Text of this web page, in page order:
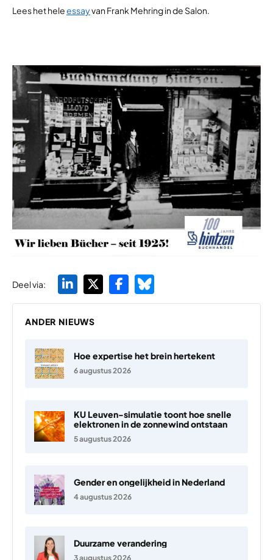
Lees het heleessayvan Frank Mehring in de Salon.
Deel via:
ANDER NIEUWS
Hoe expertise het brein hertekent
6 augustus 2026
KU Leuven-simulatie toont hoe snelle
elektronen in de zonnewind ontstaan
5 augustus 2026
Gender en ongelijkheid in Nederland
4 augustus 2026
Duurzame verandering
3 augustus 2026